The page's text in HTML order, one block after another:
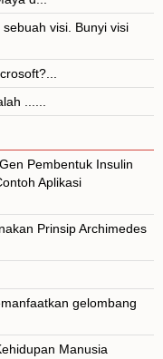
visi. Bunyi visi
......
Pembentuk Insulin
Aplikasi
Prinsip Archimedes
gelombang
Manusia